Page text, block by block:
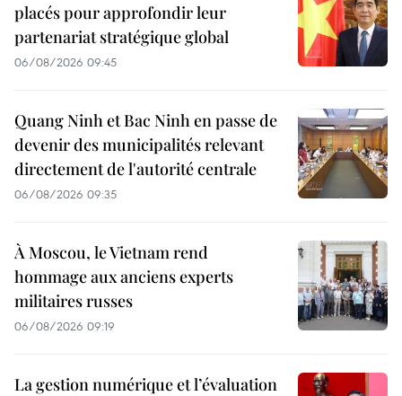
placés pour approfondir leur
partenariat stratégique global
06/08/2026 09:45
Quang Ninh et Bac Ninh en passe de
devenir des municipalités relevant
directement de l'autorité centrale
06/08/2026 09:35
À Moscou, le Vietnam rend
hommage aux anciens experts
militaires russes
06/08/2026 09:19
La gestion numérique et l’évaluation